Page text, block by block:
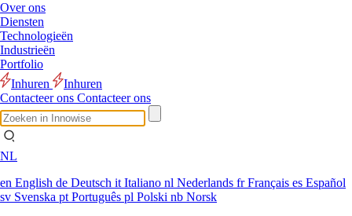
Over ons
Diensten
Technologieën
Industrieën
Portfolio
Inhuren
Inhuren
Contacteer ons Contacteer ons
NL
en English de Deutsch it Italiano nl Nederlands frFrançais es Español
sv Svenska pt Português pl Polski nb Norsk